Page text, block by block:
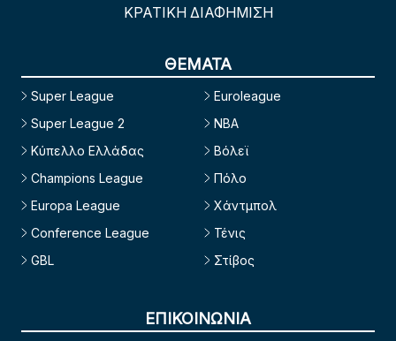
ΚΡΑΤΙΚΗ ΔΙΑΦΗΜΙΣΗ
ΘΕΜΑΤΑ
Super League
Super League 2
Κύπελλο Ελλάδας
Champions League
Europa League
Conference League
GBL
Euroleague
NBA
Βόλεϊ
Πόλο
Χάντμπολ
Τένις
Στίβος
ΕΠΙΚΟΙΝΩΝΙΑ